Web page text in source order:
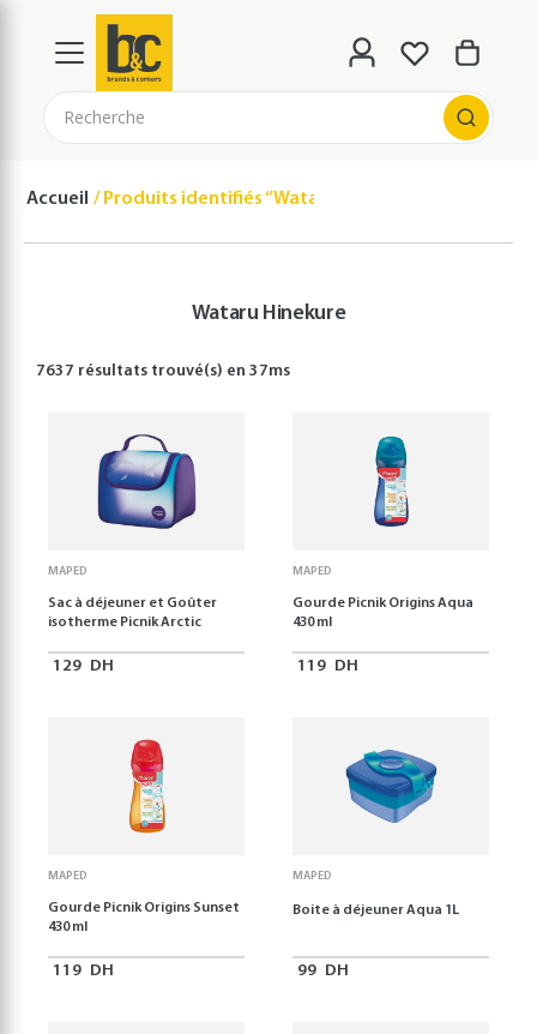
Recherche
Accueil Produits identifiés “Wataru Hinekure”
Wataru Hinekure
7637 résultats trouvé(s) en37ms
MAPED
Sac à déjeuner et Goûter
isotherme Picnik Arctic
129 DH
MAPED
Gourde Picnik Origins Aqua
430 ml
119 DH
MAPED
Gourde Picnik Origins Sunset
430 ml
119 DH
MAPED
Boite à déjeuner Aqua 1L
99 DH